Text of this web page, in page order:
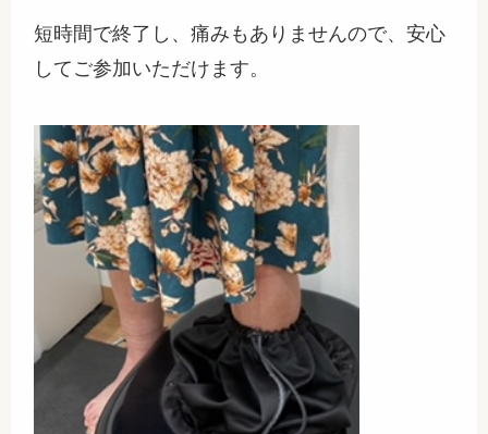
短時間で終了し、痛みもありませんので、安心
してご参加いただけます。